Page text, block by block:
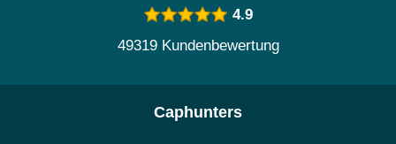
4.9
49319 Kundenbewertung
Caphunters